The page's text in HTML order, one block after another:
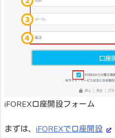
iFOREX口座開設フォーム
まずは、 iFOREXで口座開設